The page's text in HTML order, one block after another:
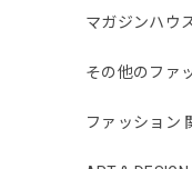
マガジンハウ
その他のファ
ファッション